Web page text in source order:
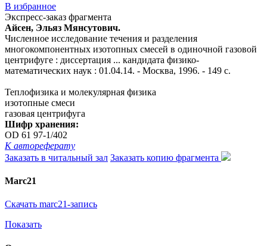
В избранное
Экспресс-заказ фрагмента
Айсен, Эльяз Мянсутович.
Численное исследование течения и разделения
многокомпонентных изотопных смесей в одиночной газовой
центрифуге : диссертация ... кандидата физико-
математических наук : 01.04.14. - Москва, 1996. - 149 с.
Теплофизика и молекулярная физика
изотопные смеси
газовая центрифуга
Шифр хранения:
OD 61 97-1/402
К автореферату
Заказать в читальный зал Заказать копию фрагмента
Marc21
Скачать marc21-запись
Показать